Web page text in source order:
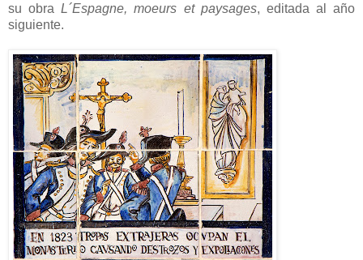
su obraL´Espagne, moeurs et paysages, editada al año
siguiente.